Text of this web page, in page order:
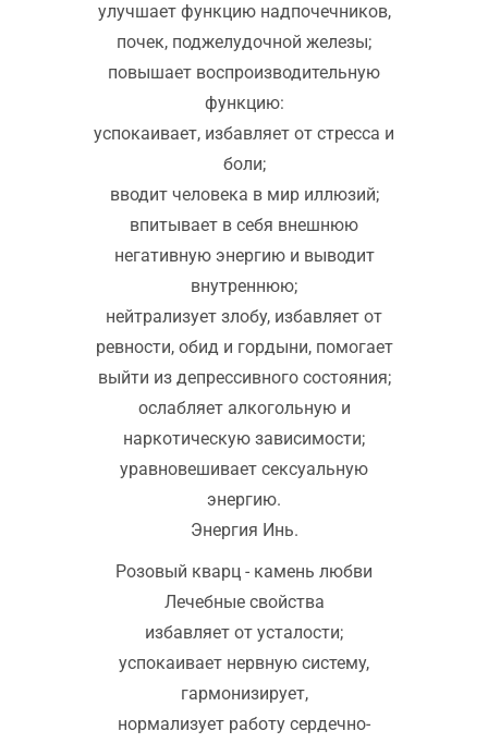
улучшает функцию надпочечников,
почек, поджелудочной железы;
повышает воспроизводительную
функцию:
успокаивает, избавляет от стресса и
боли;
вводит человека в мир иллюзий;
впитывает в себя внешнюю
негативную энергию и выводит
внутреннюю;
нейтрализует злобу, избавляет от
ревности, обид и гордыни, помогает
выйти из депрессивного состояния;
ослабляет алкогольную и
наркотическую зависимости;
уравновешивает сексуальную
энергию.
Энергия Инь.
Розовый кварц - камень любви
Лечебные свойства
избавляет от усталости;
успокаивает нервную систему,
гармонизирует,
нормализует работу сердечно-